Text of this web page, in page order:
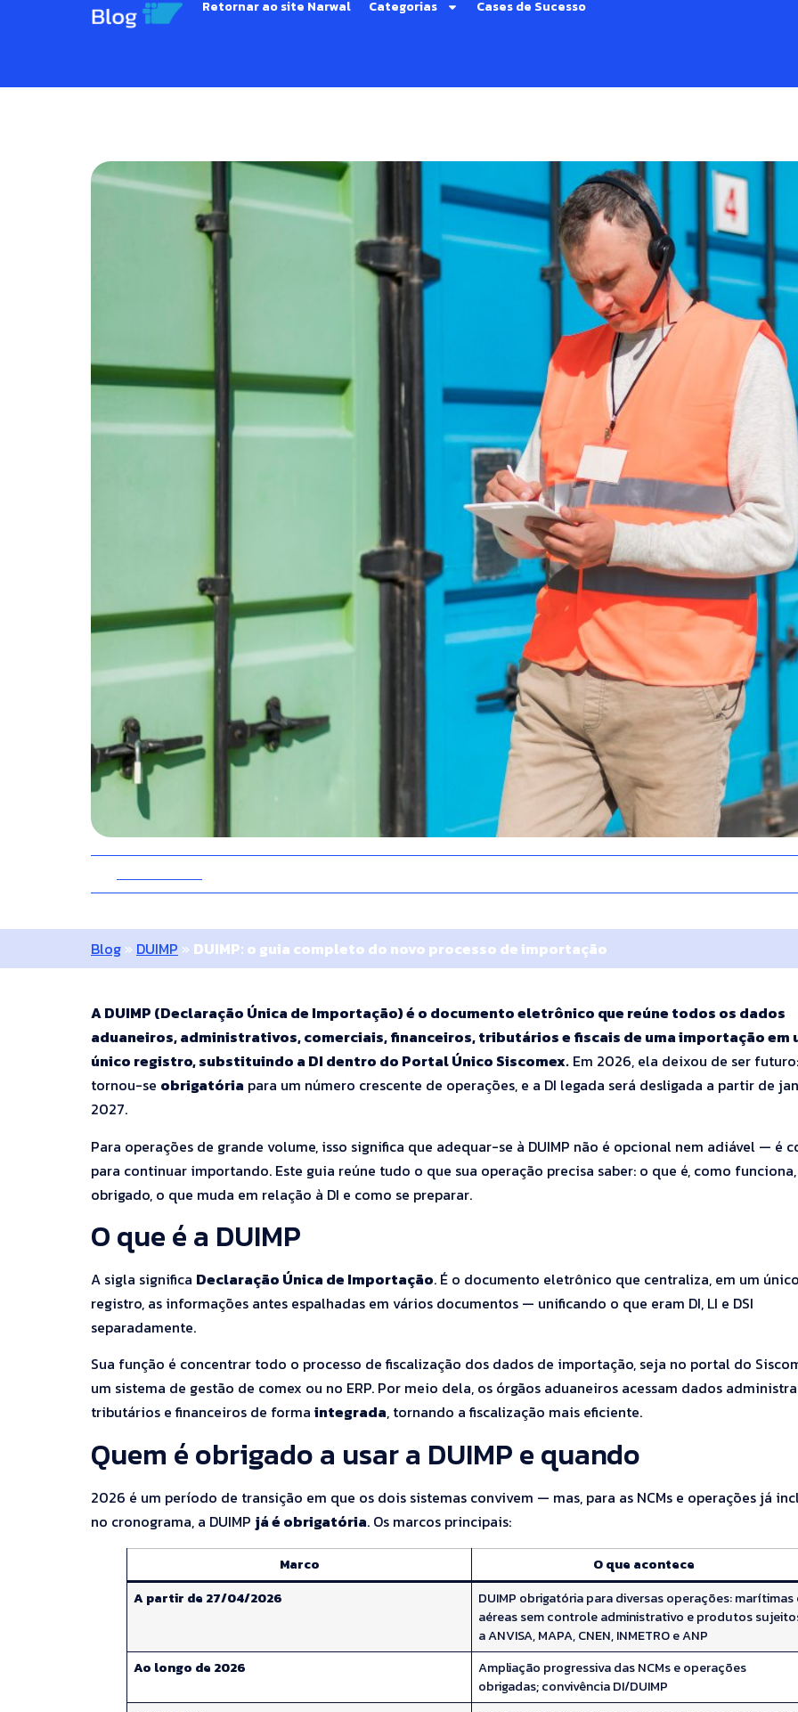
Retornar ao site Narwal Categorias Cases de Sucesso
24 Junho 2026
Blog » DUIMP » DUIMP: o guia completo do novo processo de importação
A DUIMP (Declaração Única de Importação) é o documento eletrônico que reúne todos os dados
aduaneiros, administrativos, comerciais, financeiros, tributários e fiscais de uma importação em
único registro, substituindo a DI dentro do Portal Único Siscomex. Em 2026, ela deixou de ser futuro:
tornou-se obrigatória para um número crescente de operações, e a DI legada será desligada a partir de
2027.
Para operações de grande volume, isso significa que adequar-se à DUIMP não é opcional nem adiável — é
para continuar importando. Este guia reúne tudo o que sua operação precisa saber: o que é, como
obrigado, o que muda em relação à DI e como se preparar.
O que é a DUIMP
A sigla significa Declaração Única de Importação. É o documento eletrônico que centraliza, em um único
registro, as informações antes espalhadas em vários documentos — unificando o que eram DI, LI e DSI
separadamente.
Sua função é concentrar todo o processo de fiscalização dos dados de importação, seja no portal do
um sistema de gestão de comex ou no ERP. Por meio dela, os órgãos aduaneiros acessam dados
tributários e financeiros de forma integrada, tornando a fiscalização mais eficiente.
Quem é obrigado a usar a DUIMP e quando
2026 é um período de transição em que os dois sistemas convivem — mas, para as NCMs e operações já
no cronograma, a DUIMP já é obrigatória. Os marcos principais:
Marco
O que acontece
A partir de 27/04/2026
DUIMP obrigatória para diversas operações: marítimas
aéreas sem controle administrativo e produtos
a ANVISA, MAPA, CNEN, INMETRO e ANP
Ao longo de 2026
Ampliação progressiva das NCMs e operações
obrigadas; convivência DI/DUIMP